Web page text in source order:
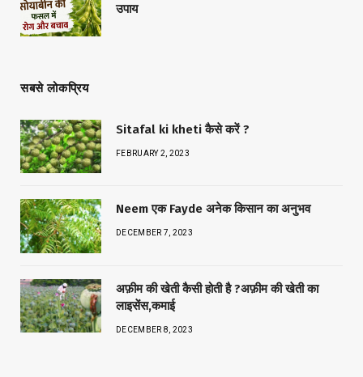
उपाय
सबसे लोकप्रिय
Sitafal ki kheti कैसे करें ?
FEBRUARY 2, 2023
Neem एक Fayde अनेक किसान का अनुभव
DECEMBER 7, 2023
अफ़ीम की खेती कैसी होती है ?अफ़ीम की खेती का
लाइसेंस,कमाई
DECEMBER 8, 2023